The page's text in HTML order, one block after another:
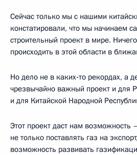
Сейчас только мы с нашими
констатировали, что мы начинаем
строительный проект в мире.
происходить в этой области в
Но дело не в каких‑то рекордах, а
чрезвычайно важный проект и для
и для Китайской Народной
Этот проект даст нам возможность
не только поставлять газ на
возможность развивать